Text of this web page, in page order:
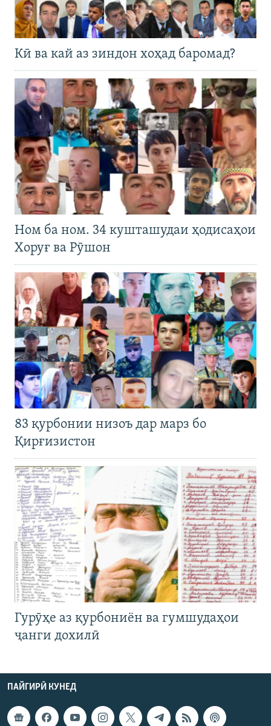
Кӣ ва кай аз зиндон хоҳад баромад?
Ном ба ном. 34 кушташудаи ҳодисаҳои
Хоруғ ва Рӯшон
83 қурбонии низоъ дар марз бо
Қирғизистон
Гурӯҳе аз қурбониён ва гумшудаҳои
ҷанги дохилӣ
ПАЙГИРӢ КУНЕД